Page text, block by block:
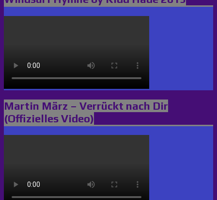
Martin März – Verrückt nach Dir
(Offizielles Video)